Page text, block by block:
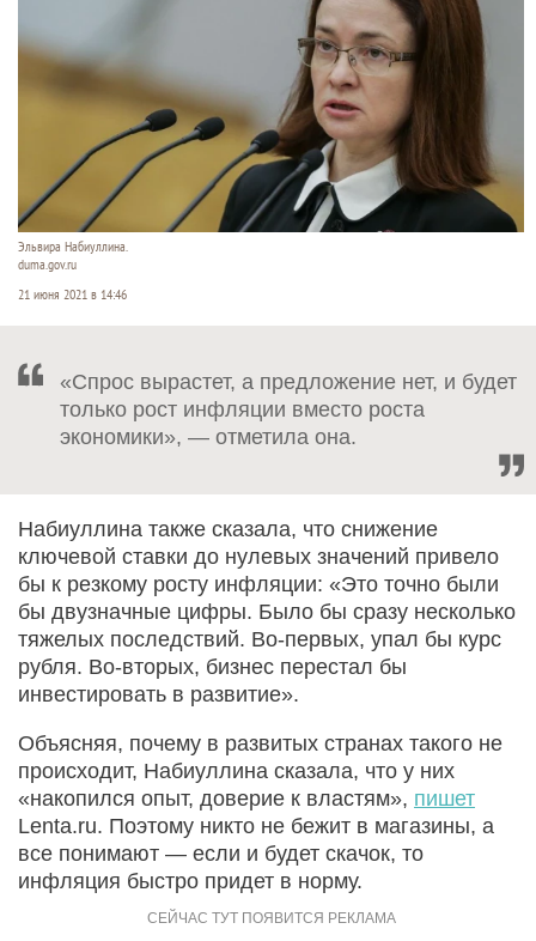
Эльвира Набиуллина.
duma.gov.ru
21 июня 2021 в 14:46
«Спрос вырастет, а предложение нет, и будет
только рост инфляции вместо роста
экономики», — отметила она.
Набиуллина также сказала, что снижение
ключевой ставки до нулевых значений привело
бы к резкому росту инфляции: «Это точно были
бы двузначные цифры. Было бы сразу несколько
тяжелых последствий. Во-первых, упал бы курс
рубля. Во-вторых, бизнес перестал бы
инвестировать в развитие».
Объясняя, почему в развитых странах такого не
происходит, Набиуллина сказала, что у них
«накопился опыт, доверие к властям», пишет
Lenta.ru. Поэтому никто не бежит в магазины, а
все понимают — если и будет скачок, то
инфляция быстро придет в норму.